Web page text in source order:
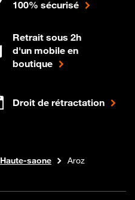
100% sécurisé
Retrait sous 2h
d'un mobile en
boutique
Droit de rétractation
Haute-saone Aroz